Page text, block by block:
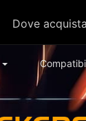
Dove